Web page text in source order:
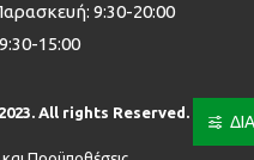
9:30-20:00
15:00
All rights Reserved.